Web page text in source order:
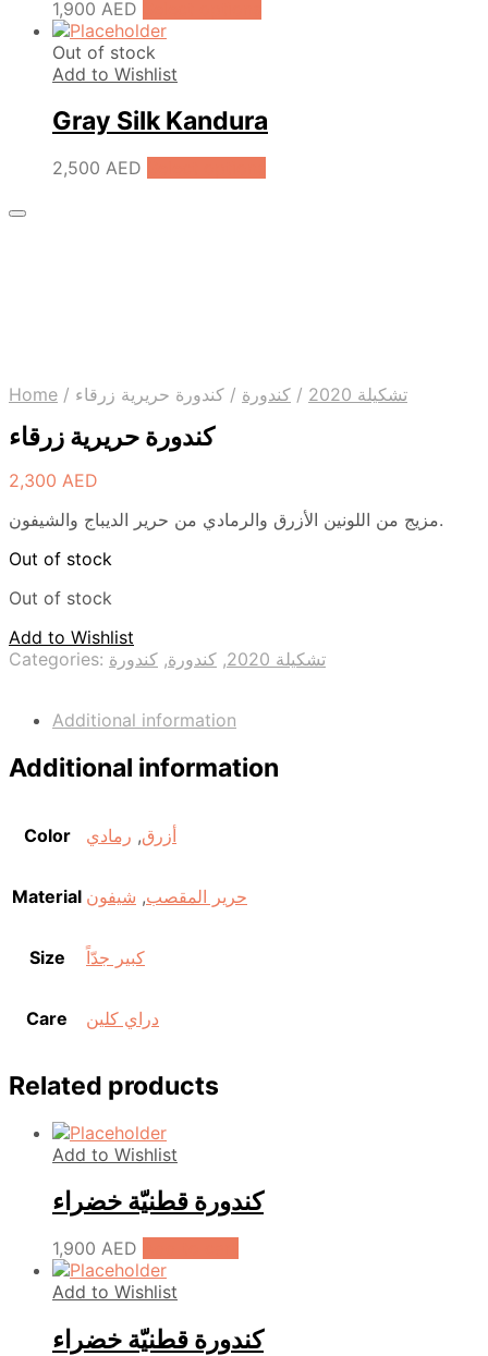
1,900 AED
Out of stock
Add to Wishlist
Gray Silk Kandura
2,500 AED
Home / تشكيلة 2020 / كندورة / كندورة حريرية زرقاء
كندورة حريرية زرقاء
2,300 AED
مزيج من اللونين الأزرق والرمادي من حرير الديباج والشيفون.
Out of stock
Out of stock
Add to Wishlist
Categories:
تشكيلة 2020 , كندورة, كندورة
Additional information
Additional information
Color أزرق, رمادي
Material حرير المقصب, شيفون
Size كبير جدّاً
Care دراي كلين
Related products
Add to Wishlist
كندورة قطنيّة خضراء
1,900 AED
Add to Wishlist
كندورة قطنيّة خضراء